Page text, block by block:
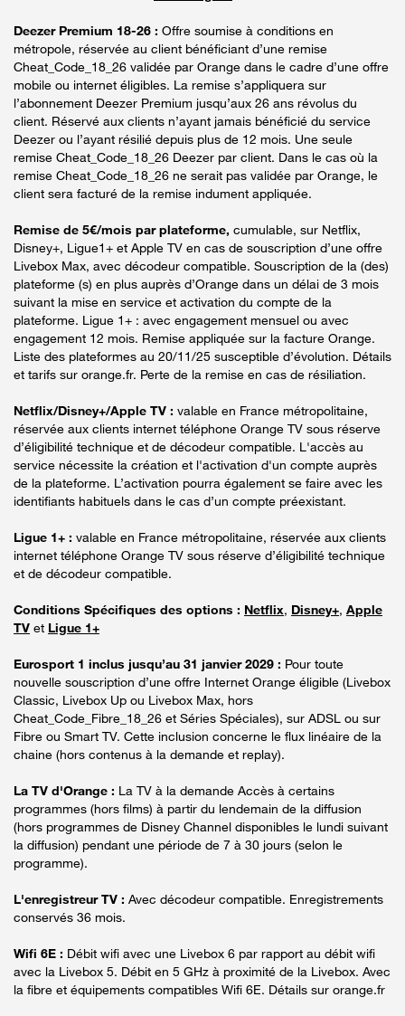
Deezer Premium 18-26 : Offre soumise à conditions en
métropole, réservée au client bénéficiant d’une remise
Cheat_Code_18_26 validée par Orange dans le cadre d’une offre
mobile ou internet éligibles. La remise s’appliquera sur
l’abonnement Deezer Premium jusqu’aux 26 ans révolus du
client. Réservé aux clients n’ayant jamais bénéficié du service
Deezer ou l’ayant résilié depuis plus de 12 mois. Une seule
remise Cheat_Code_18_26 Deezer par client. Dans le cas où la
remise Cheat_Code_18_26 ne serait pas validée par Orange, le
client sera facturé de la remise indument appliquée.
Remise de 5€/mois par plateforme, cumulable, sur Netflix,
Disney+, Ligue1+ et Apple TV en cas de souscription d’une offre
Livebox Max, avec décodeur compatible. Souscription de la (des)
plateforme (s) en plus auprès d’Orange dans un délai de 3 mois
suivant la mise en service et activation du compte de la
plateforme. Ligue 1+ : avec engagement mensuel ou avec
engagement 12 mois. Remise appliquée sur la facture Orange.
Liste des plateformes au 20/11/25 susceptible d’évolution. Détails
et tarifs sur orange.fr. Perte de la remise en cas de résiliation.
Netflix/Disney+/Apple TV : valable en France métropolitaine,
réservée aux clients internet téléphone Orange TV sous réserve
d’éligibilité technique et de décodeur compatible. L'accès au
service nécessite la création et l'activation d'un compte auprès
de la plateforme. L’activation pourra également se faire avec les
identifiants habituels dans le cas d’un compte préexistant.
Ligue 1+ : valable en France métropolitaine, réservée aux clients
internet téléphone Orange TV sous réserve d’éligibilité technique
et de décodeur compatible.
Conditions Spécifiques des options : Netflix, Disney+, Apple
TV et Ligue 1+
Eurosport 1 inclus jusqu’au 31 janvier 2029 : Pour toute
nouvelle souscription d’une offre Internet Orange éligible (Livebox
Classic, Livebox Up ou Livebox Max, hors
Cheat_Code_Fibre_18_26 et Séries Spéciales), sur ADSL ou sur
Fibre ou Smart TV. Cette inclusion concerne le flux linéaire de la
chaine (hors contenus à la demande et replay).
La TV d'Orange : La TV à la demande Accès à certains
programmes (hors films) à partir du lendemain de la diffusion
(hors programmes de Disney Channel disponibles le lundi suivant
la diffusion) pendant une période de 7 à 30 jours (selon le
programme).
L'enregistreur TV : Avec décodeur compatible. Enregistrements
conservés 36 mois.
Wifi 6E : Débit wifi avec une Livebox 6 par rapport au débit wifi
avec la Livebox 5. Débit en 5 GHz à proximité de la Livebox. Avec
la fibre et équipements compatibles Wifi 6E. Détails sur orange.fr